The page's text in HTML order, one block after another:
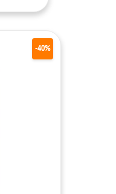
-40%